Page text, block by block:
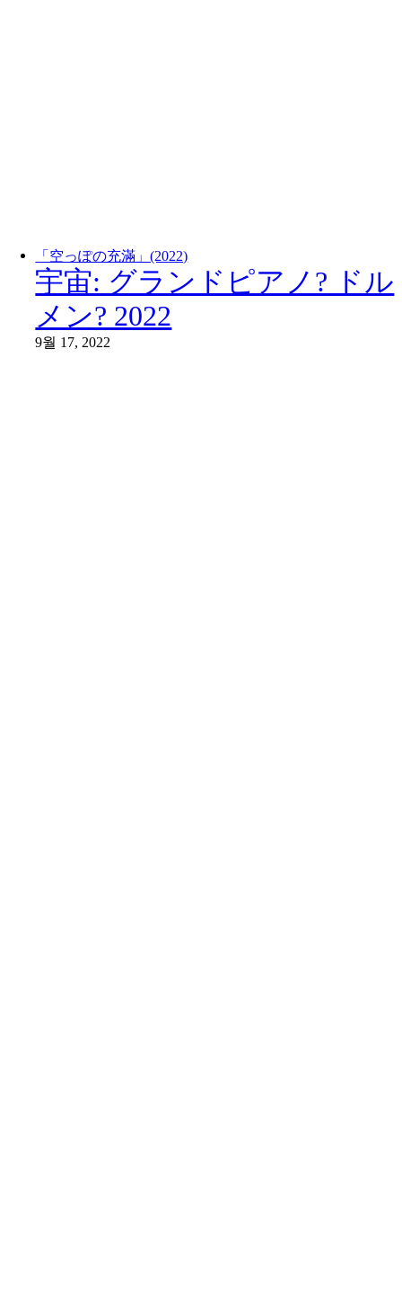
「空っぽの充滿」(2022)
宇宙: グランドピアノ? ドル
メン? 2022
9월 17, 2022